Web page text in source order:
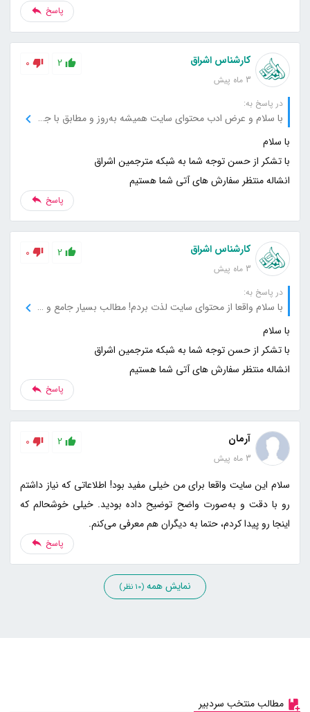
پاسخ
کارشناس اشراق
3 ماه پیش
2
0
در پاسخ به:
با سلام و عرض ادب محتوای سایت همیشه به‌روز و مطابق با جدیدترین اطلاعات است. هر بار که به سراغ سایت میام، می‌تونم اطلاعات تازه و مفیدی پیدا کنم.
انشاله منتظر سفارش های آتی شما هستیم
پاسخ
کارشناس اشراق
3 ماه پیش
2
0
در پاسخ به:
با سلام واقعا از محتوای سایت لذت بردم! مطالب بسیار جامع و دقیق بودن و به من کمک کردن تا اطلاعات بیشتری در مورد موضوع پیدا کنم. از تیم شما بابت این کار عالی تشکر می‌کنم
انشاله منتظر سفارش های آتی شما هستیم
پاسخ
آرمان
3 ماه پیش
2
0
سلام این سایت واقعا برای من خیلی مفید بود! اطلاعاتی که نیاز داشتم
رو با دقت و به‌صورت واضح توضیح داده بودید. خیلی خوشحالم که
اینجا رو پیدا کردم، حتما به دیگران هم معرفی می‌کنم.
پاسخ
نمایش همه (10 نظر)
مطالب منتخب سردبیر